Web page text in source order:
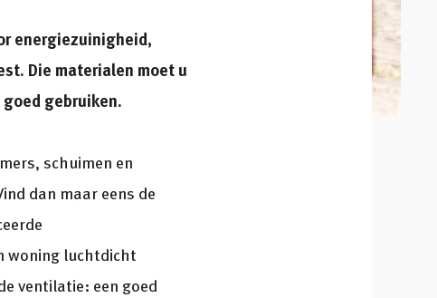
energiezuinigheid,
Die materialen moet u
gebruiken.
schuimen en
dan maar eens de
woning luchtdicht
ventilatie: een goed